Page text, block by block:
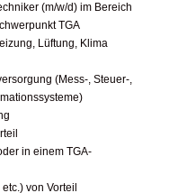
(m/w/d) im Bereich
TGA
Lüftung, Klima
(Mess-, Steuer-,
in einem TGA-
von Vorteil